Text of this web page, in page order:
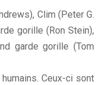
Clim (Peter G.
gorille (Ron Stein),
garde gorille (Tom
Ceux-ci sont